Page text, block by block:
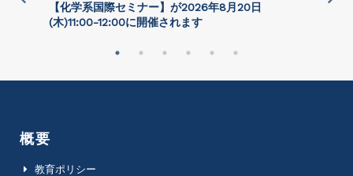
【化学系国際セミナー】が2026年8⽉20⽇
(⽊)11:00-12:00に開催されます
概要
教育ポリシー